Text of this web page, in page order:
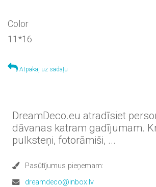
Color
11*16
Atpakaļ uz sadaļu
DreamDeco.eu atradīsiet
dāvanas katram gadījumam.
pulksteņi, fotorāmiši, ...
Pasūtījumus pieņemam:
dreamdeco@inbox.lv